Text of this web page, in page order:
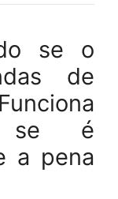
se o
de
se é
a pena